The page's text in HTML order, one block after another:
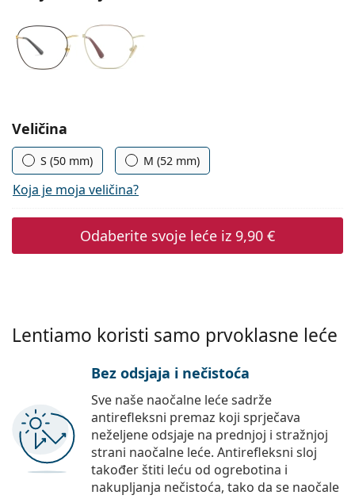
Prada
Sve marke sunčanih naočala
Odaberite parametre
Veličina
S (50 mm) M (52 mm)
Koja je moja veličina?
Odaberite svoje leće iz 9,90 €
Lentiamo koristi samo prvoklasne leće
Bez odsjaja i nečistoća
Sve naše naočalne leće sadrže
antirefleksni premaz koji sprječava
neželjene odsjaje na prednjoj i stražnjoj
strani naočalne leće. Antirefleksni sloj
također štiti leću od ogrebotina i
nakupljanja nečistoća, tako da se naočale